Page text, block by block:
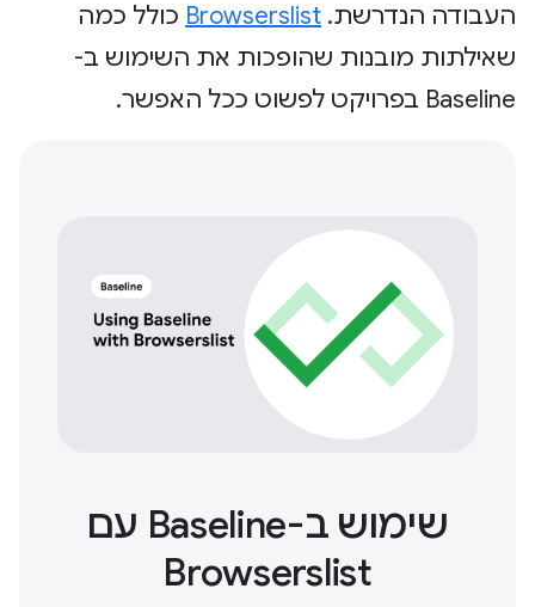
העבודה הנדרשת. ‫ Browserslist כולל כמה
שאילתות מובנות שהופכות את השימוש ב-
Baseline בפרויקט לפשוט ככל האפשר.
שימוש ב-Baseline עם
Browserslist